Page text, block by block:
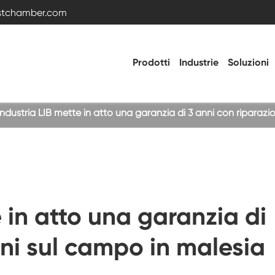
Prodotti
Camera di vibrazione
Camera di prova ad alta bassa temperatura
Industrie Soluzioni
LIB mette in atto una garanzia di 3 anni con
in atto una garanzia di
sul campo in malesia